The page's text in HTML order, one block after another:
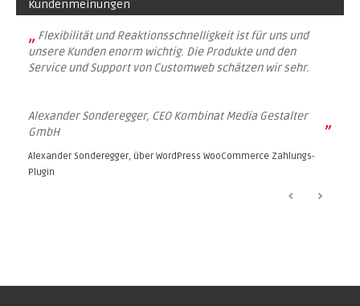
Kundenmeinungen
„ Flexibilität und Reaktionsschnelligkeit ist für uns und
unsere Kunden enorm wichtig. Die Produkte und den
Service und Support von Customweb schätzen wir sehr.
Alexander Sonderegger, CEO Kombinat Media Gestalter
GmbH
”
Alexander Sonderegger, über WordPress WooCommerce Zahlungs-
Plugin